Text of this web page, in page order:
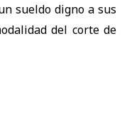
sueldo digno a sus
del corte de